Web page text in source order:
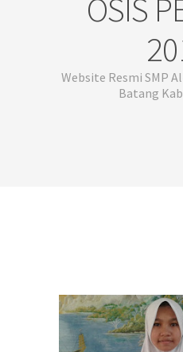
OSIS
Website Resmi SMP
Batang